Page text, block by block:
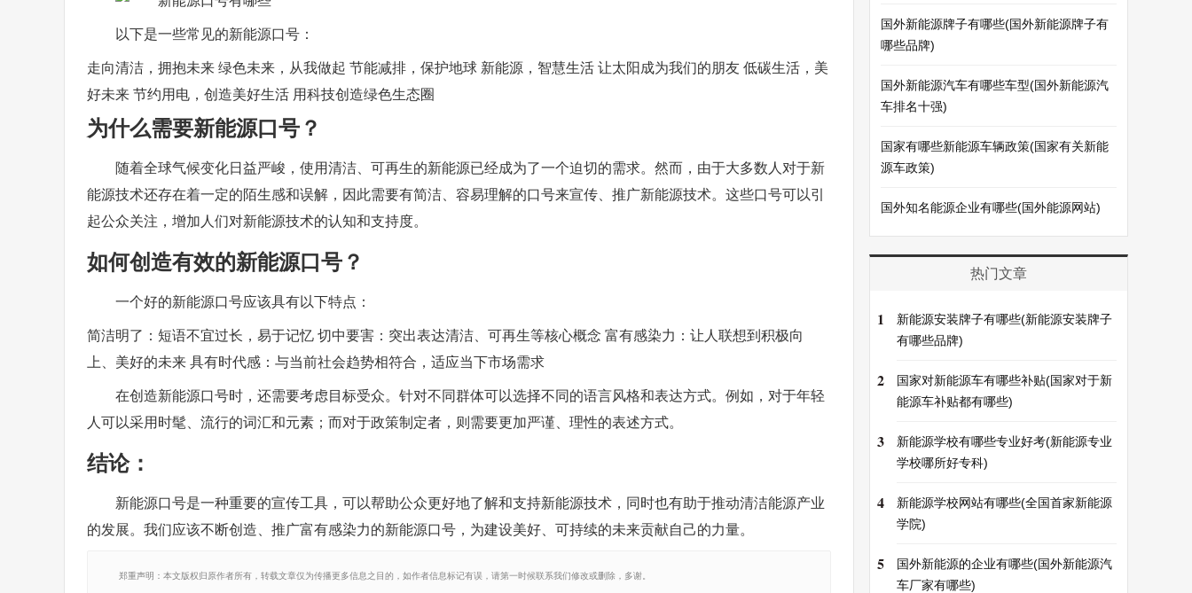
以下是一些常见的新能源口号：
走向清洁，拥抱未来 绿色未来，从我做起 节能减排，保护地球 新能源，智慧生活 让太阳成为我们的朋友 低碳生活，美
好未来 节约用电，创造美好生活 用科技创造绿色生态圈
为什么需要新能源口号？
随着全球气候变化日益严峻，使用清洁、可再生的新能源已经成为了一个迫切的需求。然而，由于大多数人对于新
能源技术还存在着一定的陌生感和误解，因此需要有简洁、容易理解的口号来宣传、推广新能源技术。这些口号可以引
起公众关注，增加人们对新能源技术的认知和支持度。
如何创造有效的新能源口号？
一个好的新能源口号应该具有以下特点：
简洁明了：短语不宜过长，易于记忆 切中要害：突出表达清洁、可再生等核心概念 富有感染力：让人联想到积极向
上、美好的未来 具有时代感：与当前社会趋势相符合，适应当下市场需求
在创造新能源口号时，还需要考虑目标受众。针对不同群体可以选择不同的语言风格和表达方式。例如，对于年轻
人可以采用时髦、流行的词汇和元素；而对于政策制定者，则需要更加严谨、理性的表述方式。
结论：
新能源口号是一种重要的宣传工具，可以帮助公众更好地了解和支持新能源技术，同时也有助于推动清洁能源产业
的发展。我们应该不断创造、推广富有感染力的新能源口号，为建设美好、可持续的未来贡献自己的力量。
郑重声明：本文版权归原作者所有，转载文章仅为传播更多信息之目的，如作者信息标记有误，请第一时候联系我们修改或删除，多谢。
国外新能源牌子有哪些(国外新能源牌子有
哪些品牌)
国外新能源汽车有哪些车型(国外新能源汽
车排名十强)
国家有哪些新能源车辆政策(国家有关新能
源车政策)
国外知名能源企业有哪些(国外能源网站)
热门文章
1
新能源安装牌子有哪些(新能源安装牌子
有哪些品牌)
2
国家对新能源车有哪些补贴(国家对于新
能源车补贴都有哪些)
3
新能源学校有哪些专业好考(新能源专业
学校哪所好专科)
4
新能源学校网站有哪些(全国首家新能源
学院)
5
国外新能源的企业有哪些(国外新能源汽
车厂家有哪些)